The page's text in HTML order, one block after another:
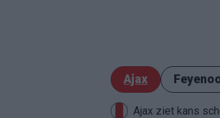
Ajax
Ajax ziet kans